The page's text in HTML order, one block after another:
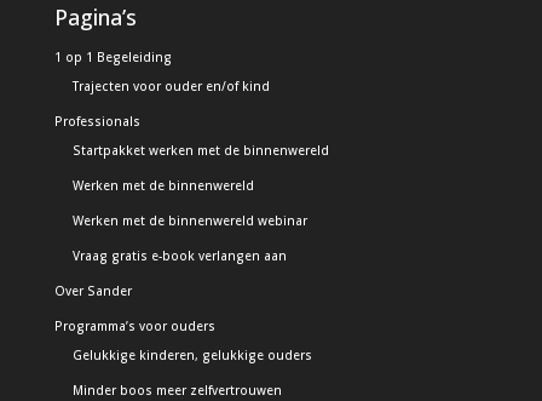
Pagina’s
1 op 1 Begeleiding
Trajecten voor ouder en/of kind
Professionals
Startpakket werken met de binnenwereld
Werken met de binnenwereld
Werken met de binnenwereld webinar
Vraag gratis e-book verlangen aan
Over Sander
Programma’s voor ouders
Gelukkige kinderen, gelukkige ouders
Minder boos meer zelfvertrouwen